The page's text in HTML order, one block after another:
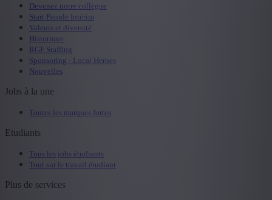
Devenez notre collègue
Start People Intérim
Valeurs et diversité
Historique
RGF Staffing
Sponsoring - Local Heroes
Nouvelles
Jobs à la une
Toutes les marques fortes
Etudiants
Tous les jobs étudiants
Tout sur le travail étudiant
Plus de services